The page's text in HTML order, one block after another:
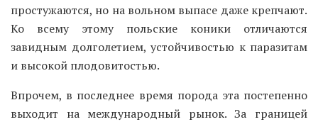
простужаются, но на вольном выпасе даже крепчают.
Ко всему этому польские коники отличаются
завидным долголетием, устойчивостью к паразитам
и высокой плодовитостью.
Впрочем, в последнее время порода эта постепенно
выходит на международный рынок. За границей